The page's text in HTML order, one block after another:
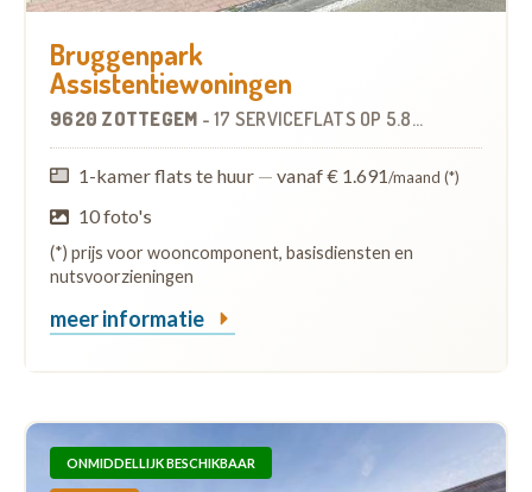
Bruggenpark
Assistentiewoningen
9620 ZOTTEGEM - 17 SERVICEFLATS OP 5.8 KM
1-kamer flats te huur — vanaf € 1.691/maand (*)
10 foto's
(*) prijs voor wooncomponent, basisdiensten en
nutsvoorzieningen
meer informatie
ONMIDDELLIJK BESCHIKBAAR